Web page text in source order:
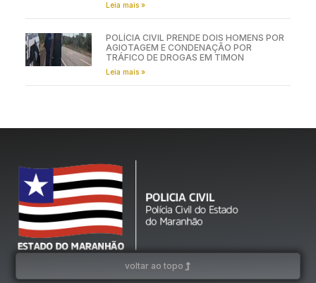
Leia mais »
POLÍCIA CIVIL PRENDE DOIS HOMENS POR
AGIOTAGEM E CONDENAÇÃO POR
TRÁFICO DE DROGAS EM TIMON
Leia mais »
voltar ao topo